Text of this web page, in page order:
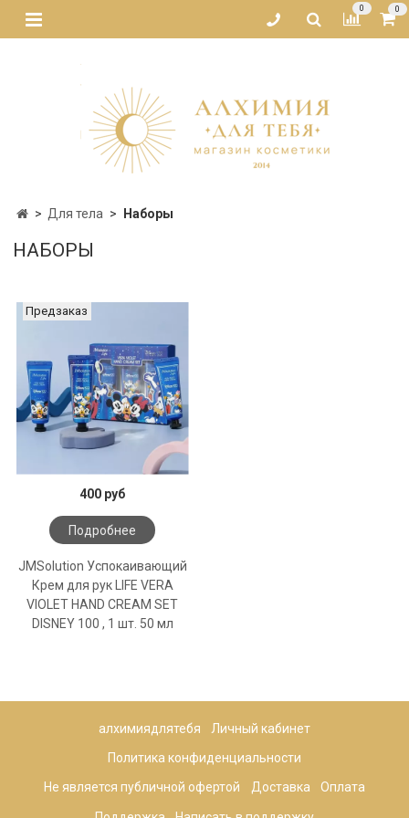
0 0
Для тела Наборы
НАБОРЫ
Предзаказ
400 руб
Подробнее
JMSolution Успокаивающий
Крем для рук LIFE VERA
VIOLET HAND CREAM SET
DISNEY 100 , 1 шт. 50 мл
алхимиядлятебя Личный кабинет
Политика конфиденциальности
Не является публичной офертой Доставка Оплата